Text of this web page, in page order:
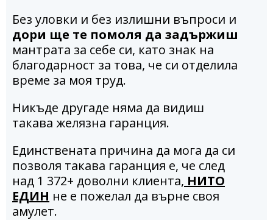
Без уловки и без излишни въпроси и
дори ще те помоля да задържиш
мантрата за себе си, като знак на
благодарност за това, че си отделила
време за моя труд.
Никъде другаде няма да видиш
такава желязна гаранция.
Единствената причина да мога да си
позволя такава гаранция е, че след
над 1 372+ доволни клиента, НИТО
ЕДИН не е пожелал да върне своя
амулет.